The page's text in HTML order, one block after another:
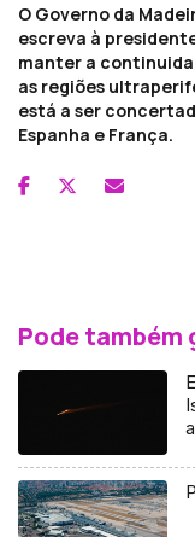
O Governo da
escreva à
manter a
as regiões
está a ser
Espanha e França.
Pode também